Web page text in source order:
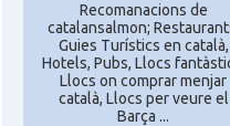
Recomanacions de
catalansalmon;
Guies Turístics en català,
Hotels, Pubs, Llocs
Llocs on comprar menjar
català, Llocs per veure el
Barça ...